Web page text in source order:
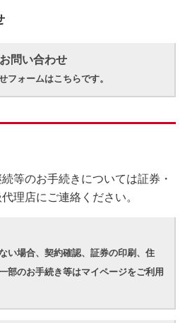
問い合わせ
フォームはこちらです。
等のお手続きについては証券・
理店にご連絡ください。
い場合、契約確認、証券の印刷、住
部のお手続き等はマイページをご利用